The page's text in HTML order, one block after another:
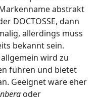
abstrakt
DOCTOSSE, dann
allerdings muss
bekannt sein.
wird zu
führen und bietet
Geeignet wäre eher
oder